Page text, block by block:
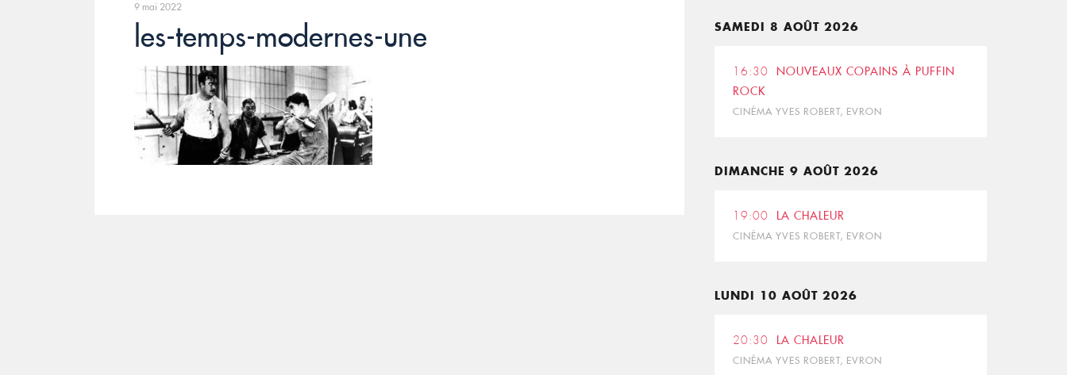
9 mai 2022
les-temps-modernes-une SAMEDI 8 AOÛT 2026
16:30
NOUVEAUX COPAINS À PUFFIN
ROCK
CINÉMA YVES ROBERT, EVRON
DIMANCHE 9 AOÛT 2026
19:00 LA CHALEUR
CINÉMA YVES ROBERT, EVRON
LUNDI 10 AOÛT 2026
20:30 LA CHALEUR
CINÉMA YVES ROBERT, EVRON